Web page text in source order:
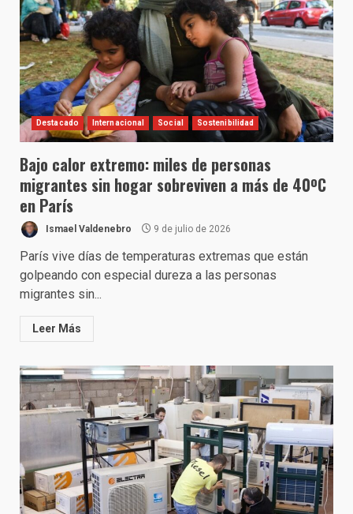
Destacado Internacional Social Sostenibilidad
Bajo calor extremo: miles de personas
migrantes sin hogar sobreviven a más de 40ºC
en París
Ismael Valdenebro 9 de julio de 2026
París vive días de temperaturas extremas que están
golpeando con especial dureza a las personas
migrantes sin...
Leer Más